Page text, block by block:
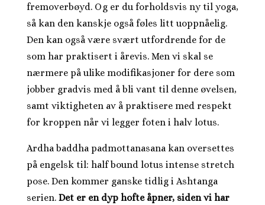
fremoverbøyd. Og er du forholdsvis ny til yoga,
så kan den kanskje også føles litt uoppnåelig.
Den kan også være svært utfordrende for de
som har praktisert i årevis. Men vi skal se
nærmere på ulike modifikasjoner for dere som
jobber gradvis med å bli vant til denne øvelsen,
samt viktigheten av å praktisere med respekt
for kroppen når vi legger foten i halv lotus.
Ardha baddha padmottanasana kan oversettes
på engelsk til: half bound lotus intense stretch
pose. Den kommer ganske tidlig i Ashtanga
serien. Det er en dyp hofte åpner, siden vi har